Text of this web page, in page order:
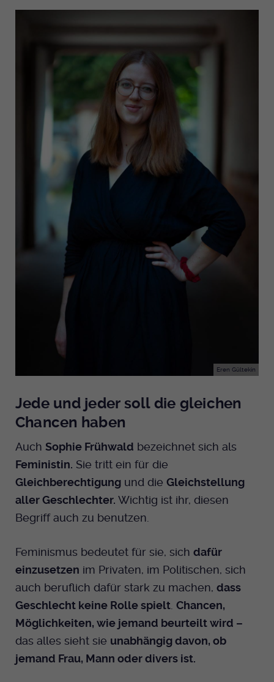
Eren Gültekin
Jede und jeder soll die gleichen
Chancen haben
Auch Sophie Frühwald bezeichnet sich als
Feministin. Sie tritt ein für die
Gleichberechtigung und die Gleichstellung
aller Geschlechter. Wichtig ist ihr, diesen
Begriff auch zu benutzen.
Feminismus bedeutet für sie, sich dafür
einzusetzen im Privaten, im Politischen, sich
auch beruflich dafür stark zu machen, dass
Geschlecht keine Rolle spielt. Chancen,
Möglichkeiten, wie jemand beurteilt wird –
das alles sieht sie unabhängig davon, ob
jemand Frau, Mann oder divers ist.